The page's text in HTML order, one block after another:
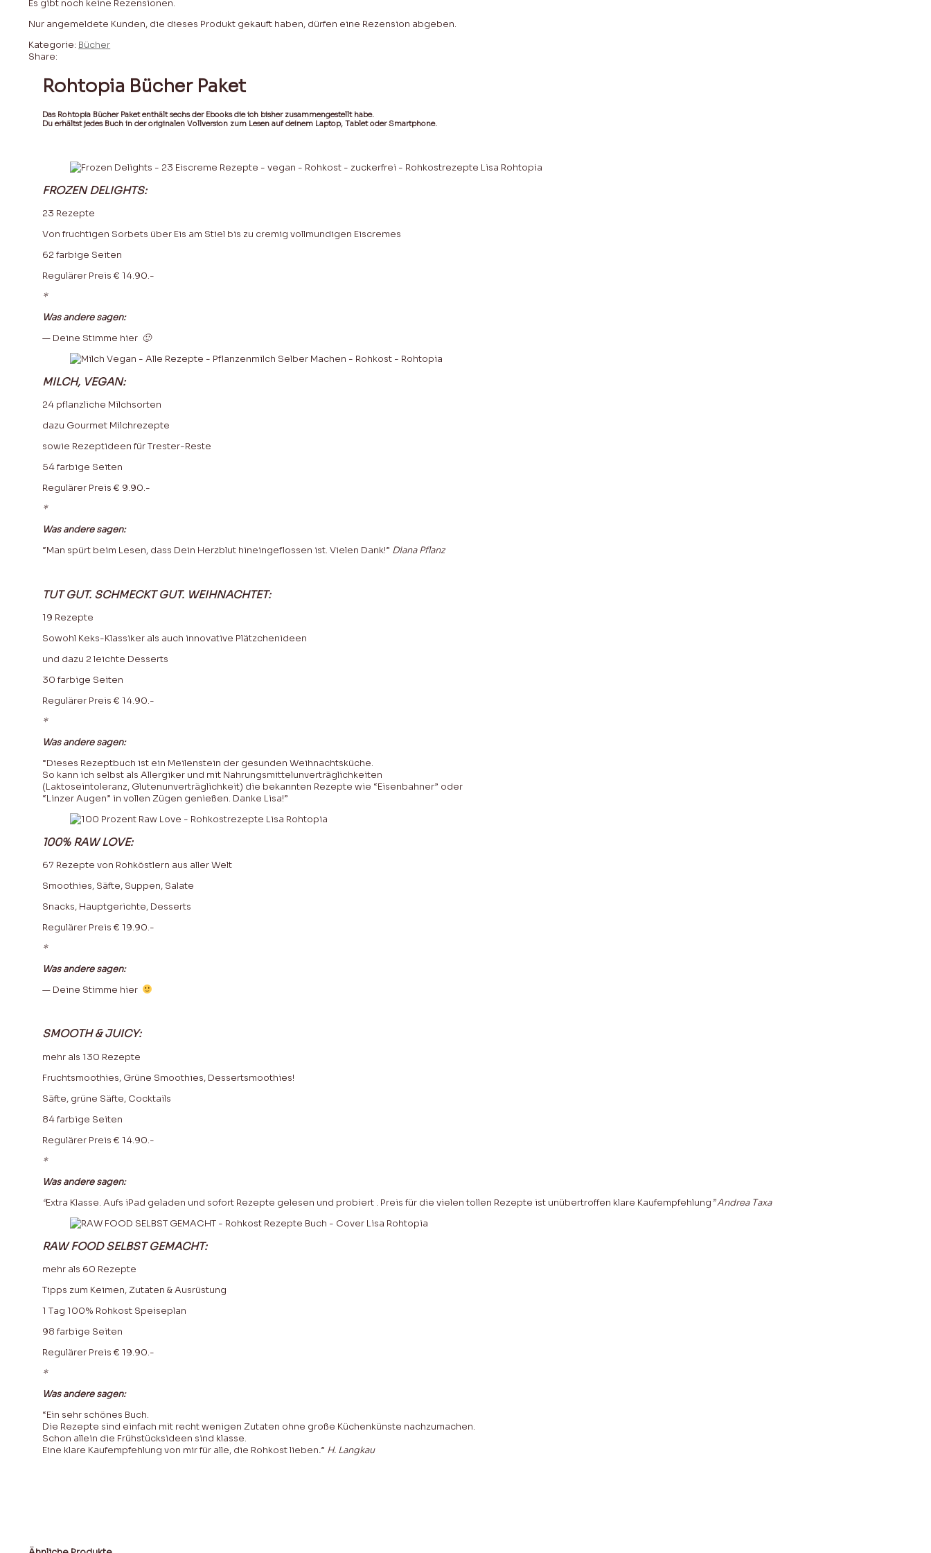
Es gibt noch keine Rezensionen.
Nur angemeldete Kunden, die dieses Produkt gekauft haben, dürfen eine Rezension abgeben.
Kategorie: Bücher
Share:
Rohtopia Bücher Paket
Das Rohtopia Bücher Paket enthält sechs der Ebooks die ich bisher zusammengestellt habe.
Du erhältst jedes Buch in der originalen Vollversion zum Lesen auf deinem Laptop, Tablet oder Smartphone.
FROZEN DELIGHTS:
23 Rezepte
Von fruchtigen Sorbets über Eis am Stiel bis zu cremig vollmundigen Eiscremes
62 farbige Seiten
Regulärer Preis € 14.90.-
*
Was andere sagen:
— Deine Stimme hier 🙂
MILCH, VEGAN:
24 pflanzliche Milchsorten
dazu Gourmet Milchrezepte
sowie Rezeptideen für Trester-Reste
54 farbige Seiten
Regulärer Preis € 9.90.-
*
Was andere sagen:
“Man spürt beim Lesen, dass Dein Herzblut hineingeflossen ist. Vielen Dank!” Diana Pflanz
TUT GUT. SCHMECKT GUT. WEIHNACHTET:
19 Rezepte
Sowohl Keks-Klassiker als auch innovative Plätzchenideen
und dazu 2 leichte Desserts
30 farbige Seiten
Regulärer Preis € 14.90.-
*
Was andere sagen:
“Dieses Rezeptbuch ist ein Meilenstein der gesunden Weihnachtsküche.
So kann ich selbst als Allergiker und mit Nahrungsmittelunverträglichkeiten
(Laktoseintoleranz, Glutenunverträglichkeit) die bekannten Rezepte wie “Eisenbahner” oder
“Linzer Augen” in vollen Zügen genießen. Danke Lisa!”
100% RAW LOVE:
67 Rezepte von Rohköstlern aus aller Welt
Smoothies, Säfte, Suppen, Salate
Snacks, Hauptgerichte, Desserts
Regulärer Preis € 19.90.-
*
Was andere sagen:
— Deine Stimme hier
SMOOTH & JUICY:
mehr als 130 Rezepte
Fruchtsmoothies, Grüne Smoothies, Dessertsmoothies!
Säfte, grüne Säfte, Cocktails
84 farbige Seiten
Regulärer Preis € 14.90.-
*
Was andere sagen:
“Extra Klasse. Aufs iPad geladen und sofort Rezepte gelesen und probiert . Preis für die vielen tollen Rezepte ist unübertroffen klare Kaufempfehlung” Andrea Taxa
RAW FOOD SELBST GEMACHT:
mehr als 60 Rezepte
Tipps zum Keimen, Zutaten & Ausrüstung
1 Tag 100% Rohkost Speiseplan
98 farbige Seiten
Regulärer Preis € 19.90.-
*
Was andere sagen:
“Ein sehr schönes Buch.
Die Rezepte sind einfach mit recht wenigen Zutaten ohne große Küchenkünste nachzumachen.
Schon allein die Frühstücksideen sind klasse.
Eine klare Kaufempfehlung von mir für alle, die Rohkost lieben.” H. Langkau